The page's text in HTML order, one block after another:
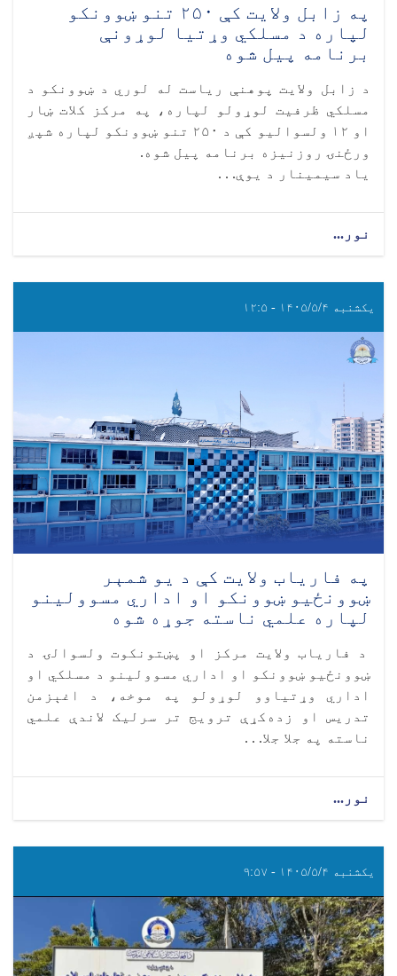
په زابل ولایت کې ۲۵۰ تنو ښوونکو
لپاره د مسلکي وړتیا لوړونې
برنامه پیل شوه
د زابل ولایت پوهنې ریاست له لوري د ښوونکو د
مسلکي ظرفیت لوړولو لپاره، په مرکز کلات ښار
او ۱۲ ولسوالیو کې د ۲۵۰ تنو ښوونکو لپاره شپږ
ورځنۍ روزنیزه برنامه پیل شوه.
یاد سیمینار د یوې. . .
نور...
یکشنبه ۱۴۰۵/۵/۴ - ۱۲:۵
په فاریاب ولایت کې د یو شمېر
ښوونځیو ښوونکو او اداري مسوولینو
لپاره علمي ناسته جوړه شوه
د فاریاب ولایت مرکز او پښتونکوت ولسوالۍ د
ښوونځيو ښوونکو او اداري مسوولینو د مسلکي او
اداري وړتیاوو لوړولو په موخه، د اغېزمن
تدریس او زده‌کړې ترویج تر سرلیک لاندې علمي
ناسته په جلا جلا. . .
نور...
یکشنبه ۱۴۰۵/۵/۴ - ۹:۵۷